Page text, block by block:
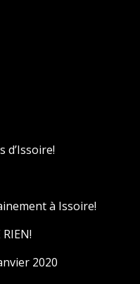
d’Issoire!
à Issoire!
RIEN!
2020